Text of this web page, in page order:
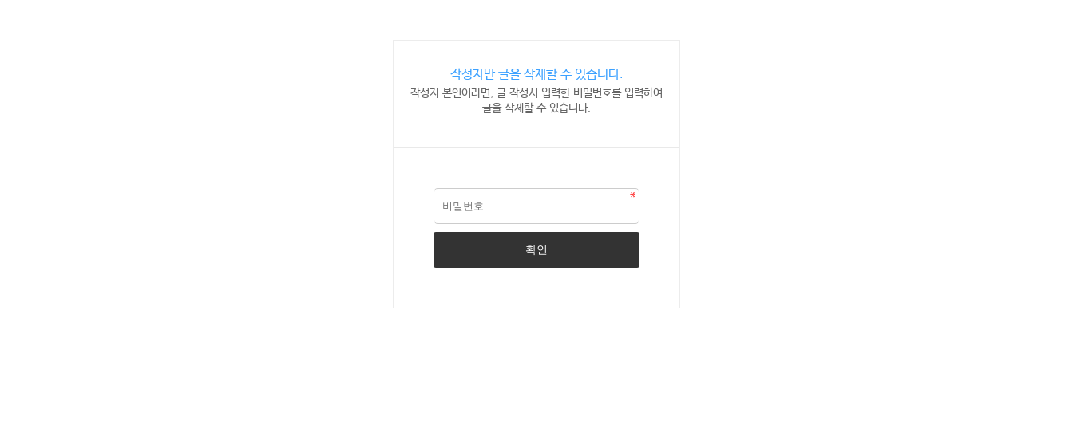
작성자만 글을 삭제할 수 있습니다.
작성자 본인이라면, 글 작성시 입력한 비밀번호를 입력하여
글을 삭제할 수 있습니다.